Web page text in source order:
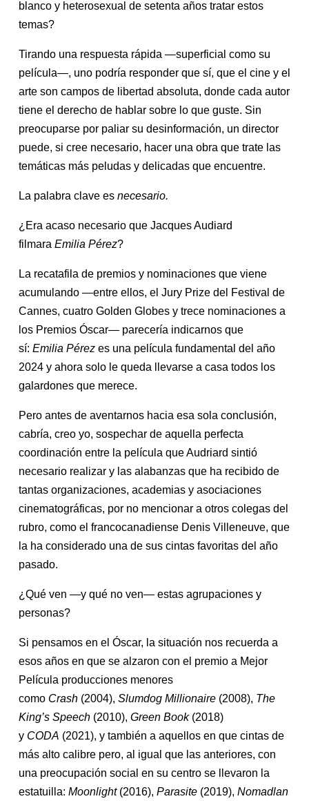
blanco y heterosexual de setenta años tratar estos
temas?
Tirando una respuesta rápida —superficial como su
película—, uno podría responder que sí, que el cine y el
arte son campos de libertad absoluta, donde cada autor
tiene el derecho de hablar sobre lo que guste. Sin
preocuparse por paliar su desinformación, un director
puede, si cree necesario, hacer una obra que trate las
temáticas más peludas y delicadas que encuentre.
La palabra clave es necesario.
¿Era acaso necesario que Jacques Audiard
filmara Emilia Pérez?
La recatafila de premios y nominaciones que viene
acumulando —entre ellos, el Jury Prize del Festival de
Cannes, cuatro Golden Globes y trece nominaciones a
los Premios Óscar— parecería indicarnos que
sí: Emilia Pérezes una película fundamental del año
2024 y ahora solo le queda llevarse a casa todos los
galardones que merece.
Pero antes de aventarnos hacia esa sola conclusión,
cabría, creo yo, sospechar de aquella perfecta
coordinación entre la película que Audriard sintió
necesario realizar y las alabanzas que ha recibido de
tantas organizaciones, academias y asociaciones
cinematográficas, por no mencionar a otros colegas del
rubro, como el francocanadiense Denis Villeneuve, que
la ha considerado una de sus cintas favoritas del año
pasado.
¿Qué ven —y qué no ven— estas agrupaciones y
personas?
Si pensamos en el Óscar, la situación nos recuerda a
esos años en que se alzaron con el premio a Mejor
Película producciones menores
como Crash(2004), Slumdog Millionaire(2008), The
King’s Speech(2010), Green Book(2018)
y CODA (2021), y también a aquellos en que cintas de
más alto calibre pero, al igual que las anteriores, con
una preocupación social en su centro se llevaron la
estatuilla: Moonlight (2016), Parasite(2019), Nomadlan